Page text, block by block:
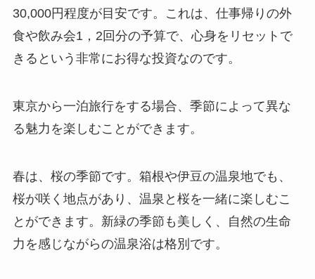
30,000円程度が目安です。これは、仕事帰りの外
食や飲み会1，2回分の予算で、心身をリセットで
きるという非常にお得な投資なのです。
東京から一泊旅行をする場合、季節によって異な
る魅力を楽しむことができます。
春は、桜の季節です。箱根や伊豆の温泉地でも、
桜が咲く地点があり、温泉と桜を一緒に楽しむこ
とができます。新緑の季節も美しく、自然の生命
力を感じながらの温泉浴は格別です。